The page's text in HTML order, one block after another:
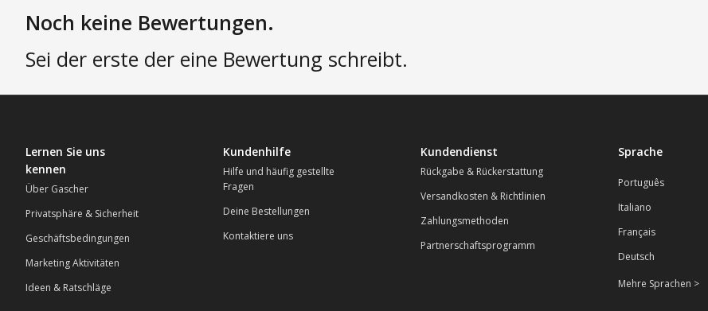
Noch keine Bewertungen.
Sei der erste der eine Bewertung schreibt.
Lernen Sie uns
kennen
Über Gascher
Privatsphäre & Sicherheit
Geschäftsbedingungen
Marketing Aktivitäten
Ideen & Ratschläge
Kundenhilfe
Hilfe und häufig gestellte
Fragen
Deine Bestellungen
Kontaktiere uns
Kundendienst
Rückgabe & Rückerstattung
Versandkosten & Richtlinien
Zahlungsmethoden
Partnerschaftsprogramm
Sprache
Português
Italiano
Français
Deutsch
Mehre Sprachen >